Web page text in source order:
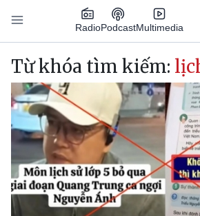
Nhảy đến nội dung
RadioPodcastMultimedia
Main navigation
Từ khóa tìm kiếm: